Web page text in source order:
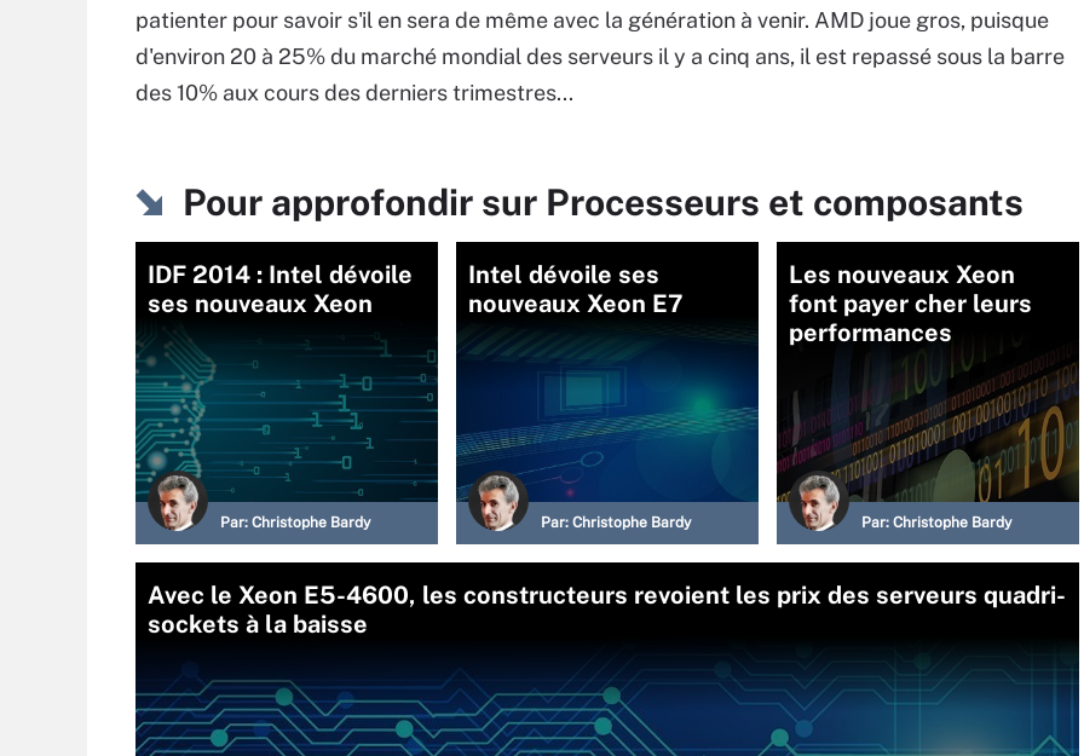
patienter pour savoir s'il en sera de même avec la génération à venir. AMD joue gros, puisque
d'environ 20 à 25% du marché mondial des serveurs il y a cinq ans, il est repassé sous la barre
des 10% aux cours des derniers trimestres...
Pour approfondir sur Processeurs et composants
IDF 2014 : Intel dévoile
ses nouveaux Xeon
Par: Christophe Bardy
Intel dévoile ses
nouveaux Xeon E7
Par: Christophe Bardy
Les nouveaux Xeon
font payer cher leurs
performances
Par: Christophe Bardy
Avec le Xeon E5-4600, les constructeurs revoient les prix des serveurs quadri-
sockets à la baisse